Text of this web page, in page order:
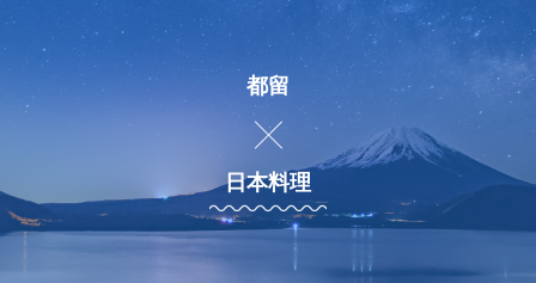
都留
日本料理